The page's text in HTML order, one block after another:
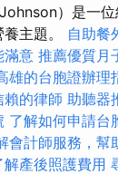
Johnson）是一
主題。 自助餐
滿意 推薦優質月
雄的台胞證辦理
的律師 助聽器
了解如何申請台
會計師服務，幫
產後照護費用